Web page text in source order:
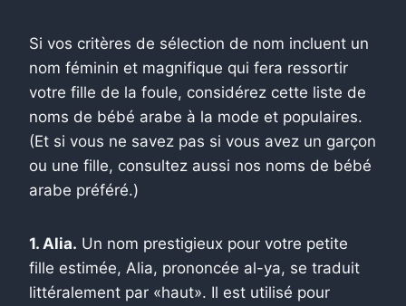
Si vos critères de sélection de nom incluent un
nom féminin et magnifique qui fera ressortir
votre fille de la foule, considérez cette liste de
noms de bébé arabe à la mode et populaires.
(Et si vous ne savez pas si vous avez un garçon
ou une fille, consultez aussi nos noms de bébé
arabe préféré.)
1. Alia. Un nom prestigieux pour votre petite
fille estimée, Alia, prononcée al-ya, se traduit
littéralement par «haut». Il est utilisé pour